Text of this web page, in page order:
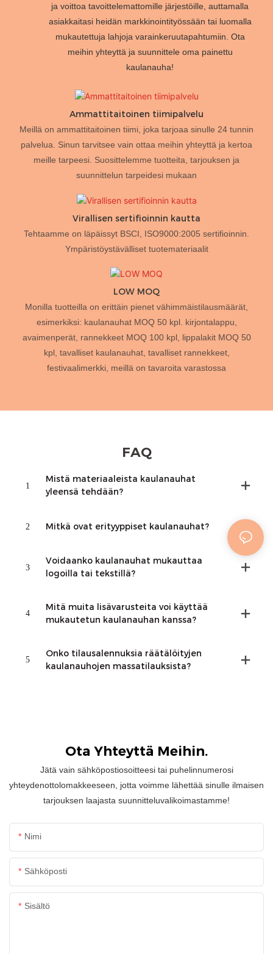
ja voittoa tavoittelemattomille järjestöille, auttamalla
asiakkaitasi heidän markkinointityössään tai luomalla
mukautettuja lahjoja varainkeruutapahtumiin. Ota
meihin yhteyttä ja suunnittele oma painettu
kaulanauha!
Ammattitaitoinen tiimipalvelu
Meillä on ammattitaitoinen tiimi, joka tarjoaa sinulle 24 tunnin
palvelua. Sinun tarvitsee vain ottaa meihin yhteyttä ja kertoa
meille tarpeesi. Suosittelemme tuotteita, tarjouksen ja
suunnittelun tarpeidesi mukaan
Virallisen sertifioinnin kautta
Tehtaamme on läpäissyt BSCI, ISO9000:2005 sertifioinnin.
Ympäristöystävälliset tuotemateriaalit
LOW MOQ
Monilla tuotteilla on erittäin pienet vähimmäistilausmäärät,
esimerkiksi: kaulanauhat MOQ 50 kpl. kirjontalappu,
avaimenperät, rannekkeet MOQ 100 kpl, lippalakit MOQ 50
kpl, tavalliset kaulanauhat, tavalliset rannekkeet,
festivaalimerkki, meillä on tavaroita varastossa
FAQ
1
Mistä materiaaleista kaulanauhat
yleensä tehdään?
2 Mitkä ovat erityyppiset kaulanauhat?
3
Voidaanko kaulanauhat mukauttaa
logoilla tai tekstillä?
4
Mitä muita lisävarusteita voi käyttää
mukautetun kaulanauhan kanssa?
5
Onko tilausalennuksia räätälöityjen
kaulanauhojen massatilauksista?
Ota Yhteyttä Meihin.
Jätä vain sähköpostiosoitteesi tai puhelinnumerosi
yhteydenottolomakkeeseen, jotta voimme lähettää sinulle ilmaisen
tarjouksen laajasta suunnitteluvalikoimastamme!
Nimi
Sähköposti
Sisältö